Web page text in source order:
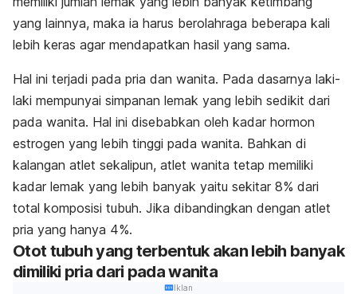
yang lainnya, maka ia harus berolahraga beberapa kali
lebih keras agar mendapatkan hasil yang sama.
Hal ini terjadi pada pria dan wanita. Pada dasarnya laki-
laki mempunyai simpanan lemak yang lebih sedikit dari
pada wanita. Hal ini disebabkan oleh kadar hormon
estrogen yang lebih tinggi pada wanita. Bahkan di
kalangan atlet sekalipun, atlet wanita tetap memiliki
kadar lemak yang lebih banyak yaitu sekitar 8% dari
total komposisi tubuh. Jika dibandingkan dengan atlet
pria yang hanya 4%.
Otot tubuh yang terbentuk akan lebih banyak
dimiliki pria dari pada wanita
Iklan